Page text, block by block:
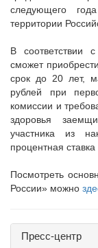
следующего
территории
В соответствии
сможет
срок до 20 лет,
рублей при
комиссии и
здоровья
участника из
процентная ставка
Посмотреть
России» можно
Пресс-центр